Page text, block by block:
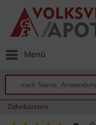
Menü
Zahnbürsten